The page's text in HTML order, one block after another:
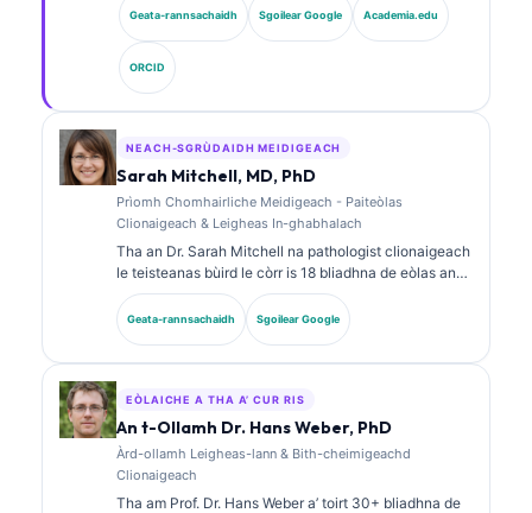
agus mion-sgrùdadh clionaigeach le taic bho AI. Mar
Àrd Oifigear Meidigeach aig Kantesti AI, tha e a’ toirt
seachad stiùireadh clionaigeach air cruinneas
meidigeach an lìonra neural prìobhaideach. Tha an
Dr. Klein air foillseachadh gu farsaing air mìneachadh
bith-chomharraidhean agus breithneachadh obair-
lann air cuspairean ann an leigheas-lann.
Geata-rannsachaidh Sgoilear Google Academia.edu
ORCID
NEACH-SGRÙDAIDH MEIDIGEACH
Sarah Mitchell, MD, PhD
Prìomh Chomhairliche Meidigeach - Paiteòlas
Clionaigeach & Leigheas In-ghabhalach
Tha an Dr. Sarah Mitchell na pathologist clionaigeach
le teisteanas bùird le còrr is 18 bliadhna de eòlas ann
an leigheas-lann agus mion-sgrùdadh
breithneachaidh. Tha teisteanasan sònraichte aice
ann an ceimigeachd clionaigeach agus tha i air
clionaigeach.
Geata-rannsachaidh Sgoilear Google
EÒLAICHE A THA A’ CUR RIS
An t-Ollamh Dr. Hans Weber, PhD
Àrd-ollamh Leigheas-lann & Bith-cheimigeachd
Clionaigeach
Tha am Prof. Dr. Hans Weber a’ toirt 30+ bliadhna de